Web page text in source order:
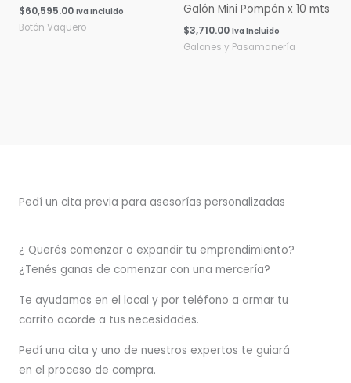
$60,595.00 Iva Incluido
Botón Vaquero
Galón Mini Pompón x 10 mts
$3,710.00 Iva Incluido
Galones y Pasamanería
Pedí un cita previa para asesorías personalizadas
¿ Querés comenzar o expandir tu emprendimiento?
¿Tenés ganas de comenzar con una mercería?
Te ayudamos en el local y por teléfono a armar tu
carrito acorde a tus necesidades.
Pedí una cita y uno de nuestros expertos te guiará
en el proceso de compra.